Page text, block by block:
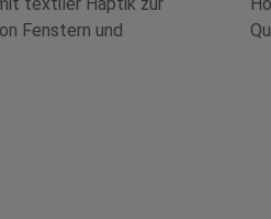
Fenstern und